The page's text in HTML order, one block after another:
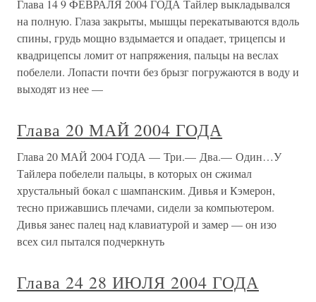
Глава 14 9 ФЕВРАЛЯ 2004 ГОДА Тайлер выкладывался
на полную. Глаза закрыты, мышцы перекатываются вдоль
спины, грудь мощно вздымается и опадает, трицепсы и
квадрицепсы ломит от напряжения, пальцы на веслах
побелели. Лопасти почти без брызг погружаются в воду и
выходят из нее —
Глава 20 МАЙ 2004 ГОДА
Глава 20 МАЙ 2004 ГОДА — Три.— Два.— Один…У
Тайлера побелели пальцы, в которых он сжимал
хрустальный бокал с шампанским. Дивья и Кэмерон,
тесно прижавшись плечами, сидели за компьютером.
Дивья занес палец над клавиатурой и замер — он изо
всех сил пытался подчеркнуть
Глава 24 28 ИЮЛЯ 2004 ГОДА